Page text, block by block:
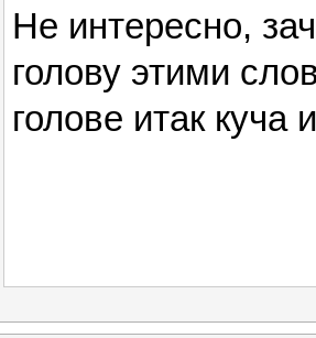
Не интересно,
голову этими
голове итак